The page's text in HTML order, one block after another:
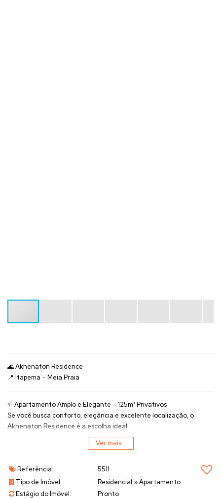
🌊Akhenaton Residence
📍 Itapema – Meia Praia
✨ Apartamento Amplo e Elegante – 125m² Privativos
Se você busca conforto, elegância e excelente localização, o
Akhenaton Residence é a escolha ideal.
Um imóvel pensado para quem valorizaespaço, acabamento de
qualidade de vidaem cada detalhe.
♦️3 dormitórios
3 suítes
♦️Amplo living integrado
Ver mais...
Referência:
5511
Tipo de Imóvel:
Residencial »Apartamento
Estágio do Imóvel:
Pronto